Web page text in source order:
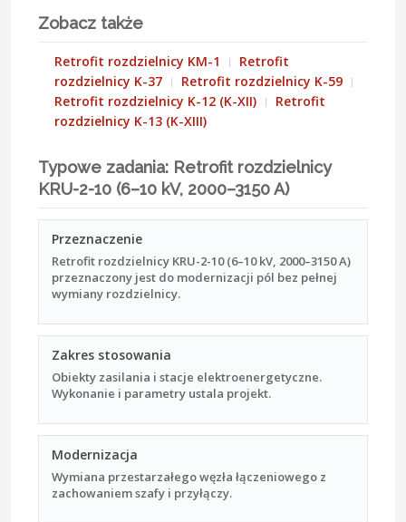
Zobacz także
Retrofit rozdzielnicy KM-1
Retrofit
rozdzielnicy K-37
Retrofit rozdzielnicy K-59
Retrofit rozdzielnicy K-12 (K-XII)
Retrofit
rozdzielnicy K-13 (K-XIII)
Typowe zadania: Retrofit rozdzielnicy
KRU-2-10 (6–10 kV, 2000–3150 A)
Przeznaczenie
Retrofit rozdzielnicy KRU-2-10 (6–10 kV, 2000–3150 A)
przeznaczony jest do modernizacji pól bez pełnej
wymiany rozdzielnicy.
Zakres stosowania
Obiekty zasilania i stacje elektroenergetyczne.
Wykonanie i parametry ustala projekt.
Modernizacja
Wymiana przestarzałego węzła łączeniowego z
zachowaniem szafy i przyłączy.